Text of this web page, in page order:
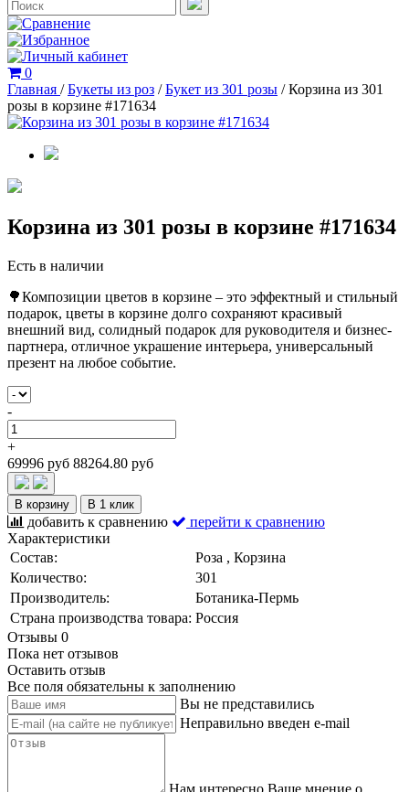
0
Главная /Букеты из роз /Букет из 301 розы /Корзина из 301
розы в корзине #171634
Корзина из 301 розы в корзине #171634
Есть в наличии
🌳Композиции цветов в корзине – это эффектный и стильный
подарок, цветы в корзине долго сохраняют красивый
внешний вид, солидный подарок для руководителя и бизнес-
партнера, отличное украшение интерьера, универсальный
презент на любое событие.
-
+
69996 руб 88264.80 руб
В корзину В 1 клик
добавить к сравнению
перейти к сравнению
Характеристики
Состав:
Роза , Корзина
Количество:
301
Производитель:
Ботаника-Пермь
Страна производства товара: Россия
Отзывы 0
Пока нет отзывов
Оставить отзыв
Все поля обязательны к заполнению
Вы не представились
Неправильно введен e-mail
Нам интересно Ваше мнение о